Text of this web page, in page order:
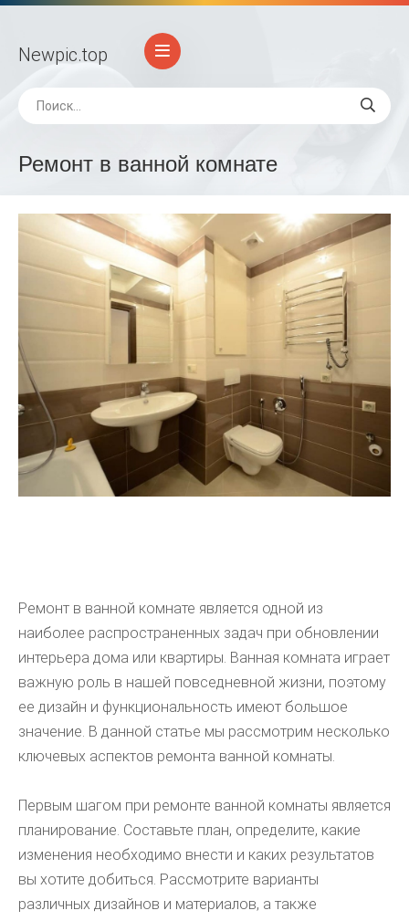
Newpic.top
Ремонт в ванной комнате
Ремонт в ванной комнате является одной из
наиболее распространенных задач при обновлении
интерьера дома или квартиры. Ванная комната играет
важную роль в нашей повседневной жизни, поэтому
ее дизайн и функциональность имеют большое
значение. В данной статье мы рассмотрим несколько
ключевых аспектов ремонта ванной комнаты.
Первым шагом при ремонте ванной комнаты является
планирование. Составьте план, определите, какие
изменения необходимо внести и каких результатов
вы хотите добиться. Рассмотрите варианты
различных дизайнов и материалов, а также